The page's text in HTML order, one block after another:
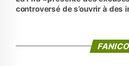
controversé de s’ouvrir à des
FANICO